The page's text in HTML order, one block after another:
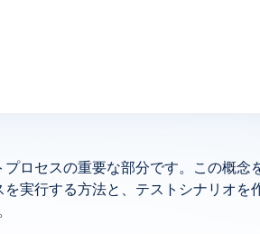
ロセスの重要な部分です。この概
実行する方法と、テストシナリオ